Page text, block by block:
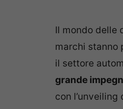
Il mondo delle
marchi stanno
il settore
grande
con